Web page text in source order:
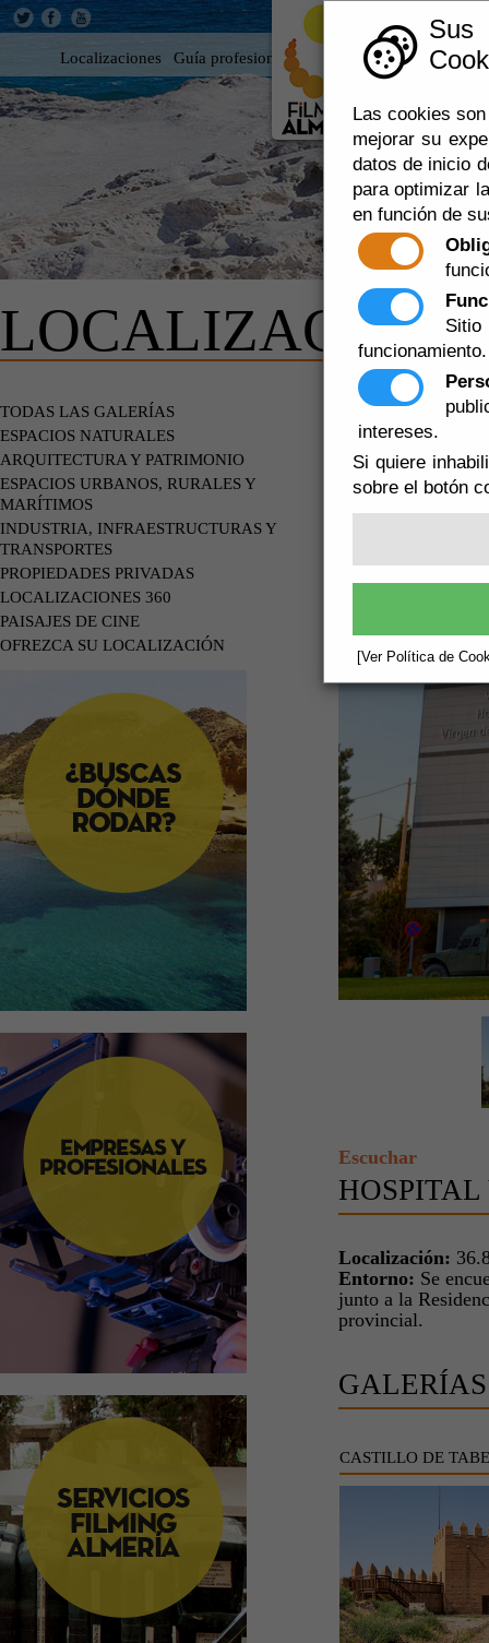
Las cookies
mejorar su
datos de inicio
para optimizar
en función de
funcionamiento.
intereses.
Si quiere
sobre el botón
[Ver Política de
Localizaciones Guía profesional Rodar en Almería 360
TODAS LAS GALERÍAS
ESPACIOS NATURALES
ARQUITECTURA Y PATRIMONIO
ESPACIOS URBANOS, RURALES Y
MARÍTIMOS
INDUSTRIA, INFRAESTRUCTURAS Y
TRANSPORTES
PROPIEDADES PRIVADAS
LOCALIZACIONES 360
PAISAJES DE CINE
OFREZCA SU LOCALIZACIÓN
Escuchar
Localización:
Entorno: Se
junto a la
provincial.
CASTILLO DE